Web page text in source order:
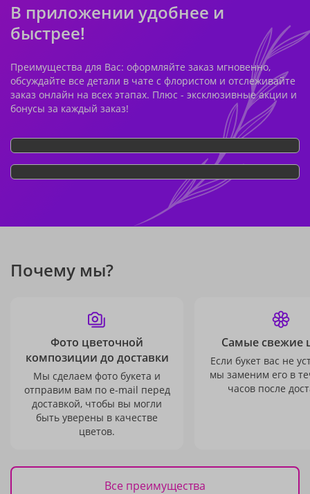
В приложении удобнее и
быстрее!
Преимущества для Вас: оформляйте заказ мгновенно,
обсуждайте все детали в чате с флористом и отслеживайте
заказ онлайн на всех этапах. Плюс - эксклюзивные акции и
бонусы за каждый заказ!
Почему мы?
Фото цветочной
композиции до доставки
Мы сделаем фото букета и
отправим вам по e-mail перед
доставкой, чтобы вы могли
быть уверены в качестве
цветов.
Самые свежие
Если букет вас не
мы заменим его в
часов после
Все преимущества